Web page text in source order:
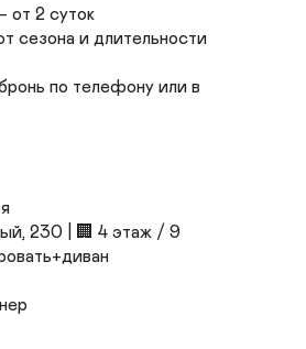
от 2 суток
сезона и длительности
по телефону или в
230 | 🏢 4 этаж / 9